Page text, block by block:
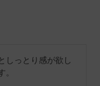
しっとり感が欲し